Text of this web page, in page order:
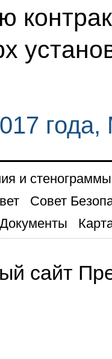
года,
и стенограммы
Совет
Документы
сайт